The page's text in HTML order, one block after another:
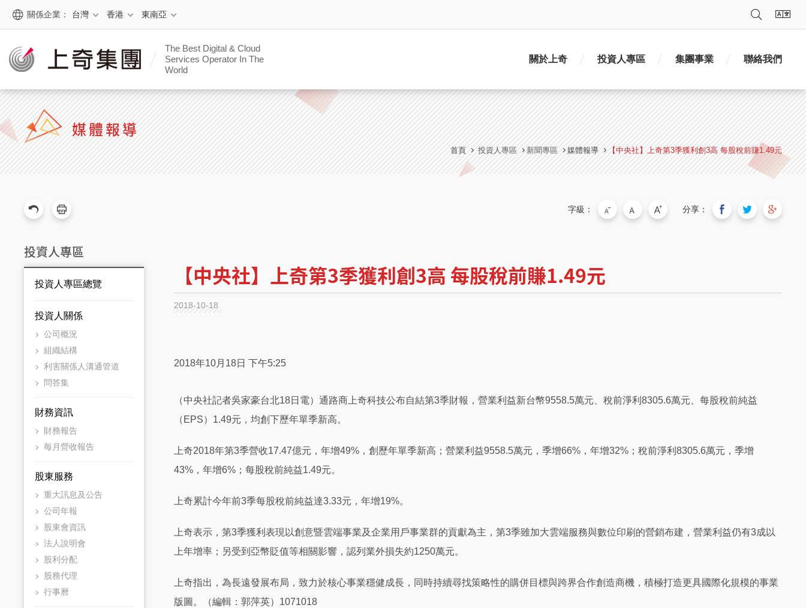
關係企業： 台灣 香港 東南亞
The Best Digital & Cloud
Services Operator In The
World
關於上奇 投資人專區 集團事業 聯絡我們
搜尋
媒體報導
首頁 投資人專區 新聞專區 媒體報導 【中央社】上奇第3季獲利創3高 每股稅前賺1.49元
字級： 分享：
投資人專區
投資人專區總覽
投資人關係
公司概況
組織結構
利害關係人溝通管道
問答集
財務資訊
財務報告
每月營收報告
股東服務
重大訊息及公告
公司年報
股東會資訊
法人說明會
股利分配
股務代理
行事曆
【中央社】上奇第3季獲利創3高 每股稅前賺1.49元
2018-10-18
2018年10月18日 下午5:25
（中央社記者吳家豪台北18日電）通路商上奇科技公布自結第3季財報，營業利益新台幣9558.5萬元、稅前淨利8305.6萬元、每股稅前純益
（EPS）1.49元，均創下歷年單季新高。
上奇2018年第3季營收17.47億元，年增49%，創歷年單季新高；營業利益9558.5萬元，季增66%，年增32%；稅前淨利8305.6萬元，季增
43%，年增6%；每股稅前純益1.49元。
上奇累計今年前3季每股稅前純益達3.33元，年增19%。
上奇表示，第3季獲利表現以創意暨雲端事業及企業用戶事業群的貢獻為主，第3季雖加大雲端服務與數位印刷的營銷布建，營業利益仍有3成以
上年增率；另受到亞幣貶值等相關影響，認列業外損失約1250萬元。
上奇指出，為長遠發展布局，致力於核心事業穩健成長，同時持續尋找策略性的購併目標與跨界合作創造商機，積極打造更具國際化規模的事業
版圖。（編輯：郭萍英）1071018